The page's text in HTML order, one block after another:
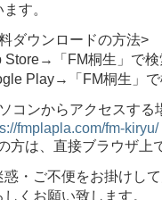
す。
ダウンロードの方法>
Store→「FM桐生」で検
Play→「FM桐生」
コンからアクセスする
fmplapla.com/fm-kiryu/
方は、直接ブラウザ上
惑・ご不便をお掛けし
しくお願い致します。